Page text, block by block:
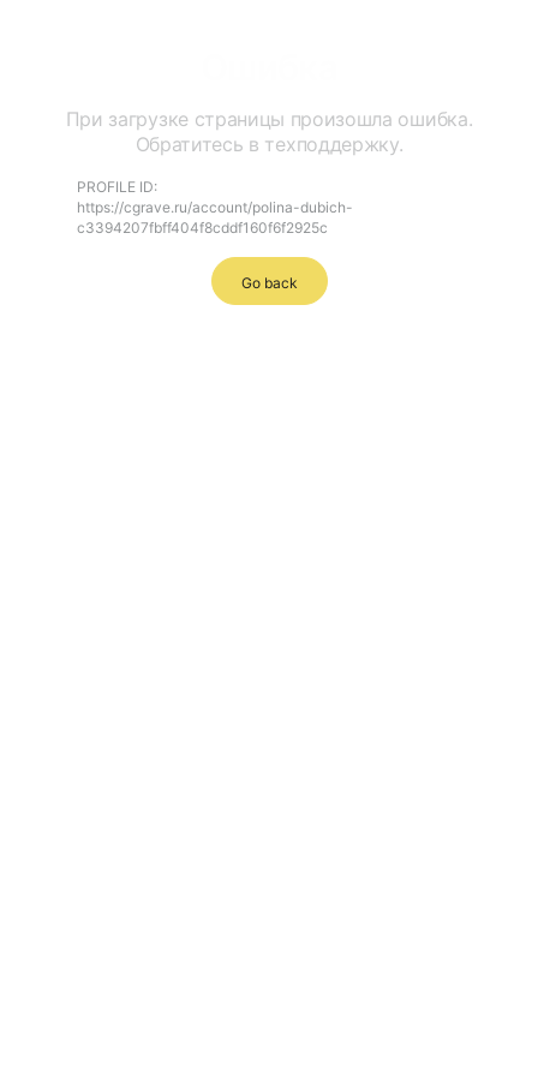
При загрузке страницы произошла ошибка.
Обратитесь в техподдержку.
PROFILE ID:
https://cgrave.ru/account/polina-dubich-
c3394207fbff404f8cddf160f6f2925c
Go back